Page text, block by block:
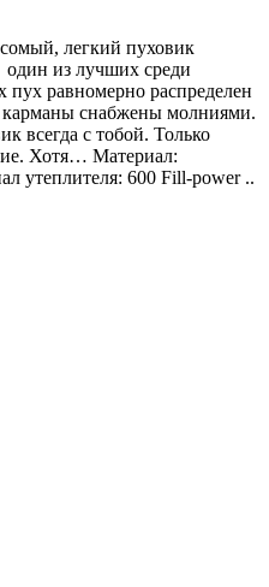
легкий пуховик
из лучших среди
равномерно распределен
снабжены молниями.
всегда с тобой. Только
Хотя… Материал:
утеплителя: 600 Fill-power ..